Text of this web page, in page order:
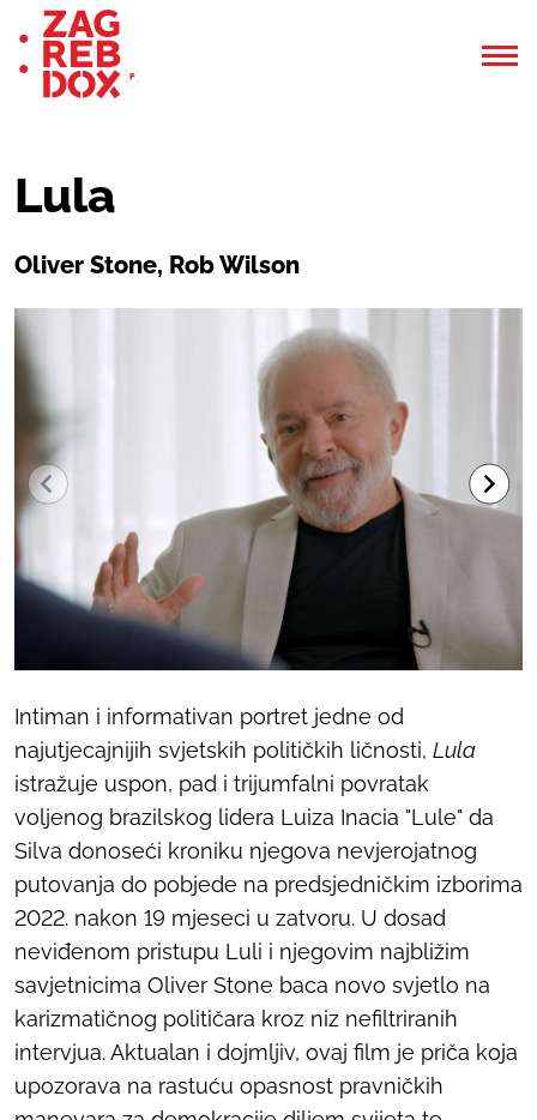
Lula
Oliver Stone, Rob Wilson
Intiman i informativan portret jedne od
najutjecajnijih svjetskih političkih ličnosti, Lula
istražuje uspon, pad i trijumfalni povratak
voljenog brazilskog lidera Luiza Inacia "Lule" da
Silva donoseći kroniku njegova nevjerojatnog
putovanja do pobjede na predsjedničkim izborima
2022. nakon 19 mjeseci u zatvoru. U dosad
neviđenom pristupu Luli i njegovim najbližim
savjetnicima Oliver Stone baca novo svjetlo na
karizmatičnog političara kroz niz nefiltriranih
intervjua. Aktualan i dojmljiv, ovaj film je priča koja
upozorava na rastuću opasnost pravničkih